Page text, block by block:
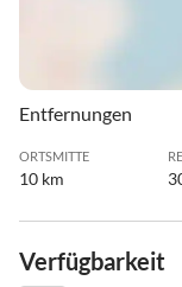
Entfernungen
ORTSMITTE
10 km
Verfügbarkeit